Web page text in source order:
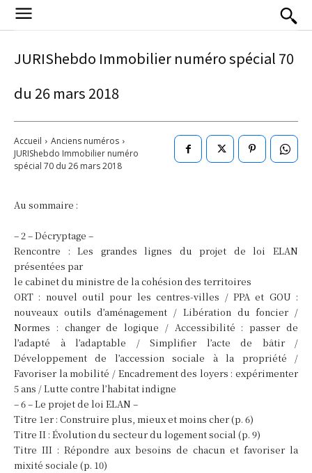
JURIShebdo Immobilier numéro spécial 70
du 26 mars 2018
Accueil
Anciens numéros
JURIShebdo Immobilier numéro
spécial 70 du 26 mars 2018
Au sommaire :
– 2 – Décryptage –
Rencontre : Les grandes lignes du projet de loi ELAN
présentées par
le cabinet du ministre de la cohésion des territoires
ORT : nouvel outil pour les centres-villes / PPA et GOU :
nouveaux outils d’aménagement / Libération du foncier /
Normes : changer de logique / Accessibilité : passer de
l’adapté à l’adaptable / Simplifier l’acte de bâtir /
Développement de l’accession sociale à la propriété /
Favoriser la mobilité / Encadrement des loyers : expérimenter
5 ans / Lutte contre l’habitat indigne
– 6 – Le projet de loi ELAN –
Titre 1er : Construire plus, mieux et moins cher (p. 6)
Titre II : Évolution du secteur du logement social (p. 9)
Titre III : Répondre aux besoins de chacun et favoriser la
mixité sociale (p. 10)